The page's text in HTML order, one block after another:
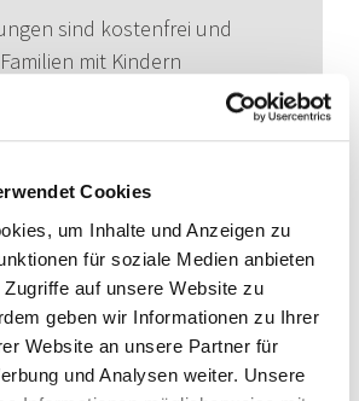
Cookies
um Inhalte und Anzeigen zu
für soziale Medien anbieten
auf unsere Website zu
geben wir Informationen zu Ihrer
Website an unsere Partner für
und Analysen weiter. Unsere
sind kostenfrei und
mit Kindern
die Rhön-Ranger-
erfährst Du über die
auf
des
Rhön.
regelmäßig die Rhöner